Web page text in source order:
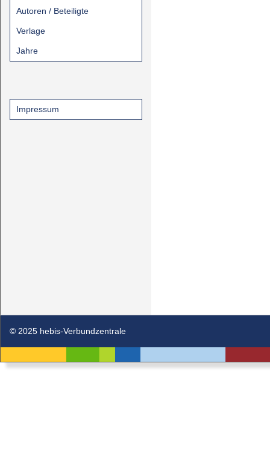
Autoren / Beteiligte
Verlage
Jahre
Impressum
© 2025 hebis-Verbundzentrale